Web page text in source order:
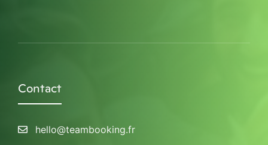
Contact
hello@teambooking.fr